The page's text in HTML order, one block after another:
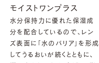
モイストワンプラス
水分保持力に優れた保湿成
分を配合しているので、レン
ズ表面に「水のバリア」を形成
してうるおいが続くとともに、